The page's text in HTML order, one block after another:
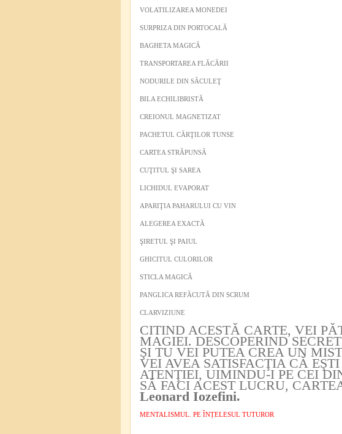
VOLATILIZAREA MONEDEI
SURPRIZA DIN PORTOCALĂ
BAGHETA MAGICĂ
TRANSPORTAREA FLĂCĂRII
NODURILE DIN SĂCULEŢ
BILA ECHILIBRISTĂ
CREIONUL MAGNETIZAT
PACHETUL CĂRŢILOR TUNSE
CARTEA STRĂPUNSĂ
CUŢITUL ŞI SAREA
LICHIDUL EVAPORAT
APARIŢIA PAHARULUI CU VIN
ALEGEREA EXACTĂ
ŞIRETUL ŞI PAIUL
GHICITUL CULORILOR
STICLA MAGICĂ
PANGLICA REFĂCUTĂ DIN SCRUM
CLARVIZIUNE
CITIND ACESTĂ CARTE, VEI
MAGIEI. DESCOPERIND
ŞI TU VEI PUTEA CREA UN
VEI AVEA SATISFACŢIA CĂ
ATENŢIEI, UIMINDU-I PE CEI
SĂ FACI ACEST LUCRU,
Leonard Iozefini.
MENTALISMUL. PE ÎNȚELESUL TUTUROR